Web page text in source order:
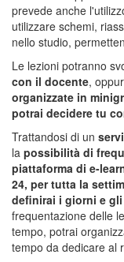
prevede anche
utilizzare schemi,
nello studio,
Le lezioni potranno
con il docente,
organizzate in
potrai decidere tu
Trattandosi di un
la possibilità di
piattaforma di e-
24, per tutta la
definirai i giorni e
frequentazione delle
tempo, potrai
tempo da dedicare al